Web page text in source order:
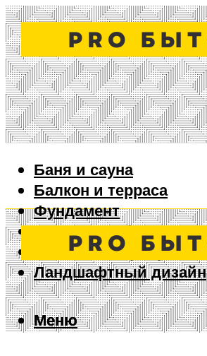
Баня и сауна
Балкон и терраса
Фундамент
Ворота и забор
Дизайн интерьера
Ландшафтный дизайн
Меню
Меню